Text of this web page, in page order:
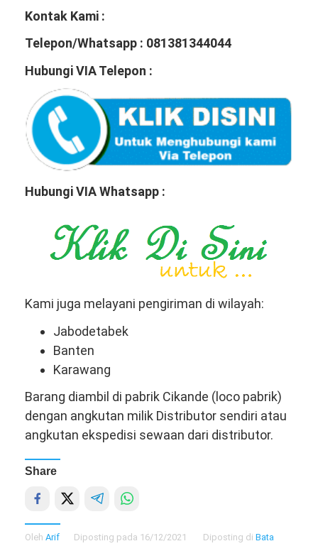
Kontak Kami :
Telepon/Whatsapp : 081381344044
Hubungi VIA Telepon :
Hubungi VIA Whatsapp :
Kami juga melayani pengiriman di wilayah:
Jabodetabek
Banten
Karawang
Barang diambil di pabrik Cikande (loco pabrik)
dengan angkutan milik Distributor sendiri atau
angkutan ekspedisi sewaan dari distributor.
Share
Oleh Arif Diposting pada 16/12/2021 Diposting di Bata